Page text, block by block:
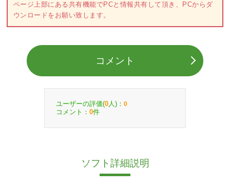
ページ上部にある共有機能でPCと情報共有して頂き、PCからダ
ウンロードをお願い致します。
コメント
ユーザーの評価(0 人)： 0
コメント： 0件
ソフト詳細説明